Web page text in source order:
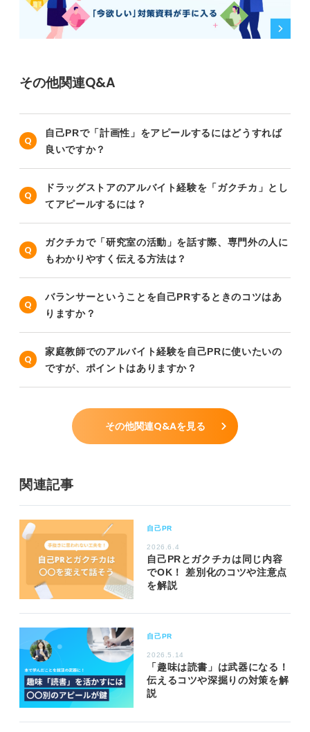
その他関連Q&A
自己PRで「計画性」をアピールするにはどうすれば
良いですか？
ドラッグストアのアルバイト経験を「ガクチカ」とし
てアピールするには？
ガクチカで「研究室の活動」を話す際、専門外の人に
もわかりやすく伝える方法は？
バランサーということを自己PRするときのコツはあ
りますか？
家庭教師でのアルバイト経験を自己PRに使いたいの
ですが、ポイントはありますか？
その他関連Q&Aを見る
関連記事
自己PR
2026.6.4
自己PRとガクチカは同じ内容
でOK！ 差別化のコツや注意点
を解説
自己PR
2026.5.14
「趣味は読書」は武器になる！
伝えるコツや深掘りの対策を解
説